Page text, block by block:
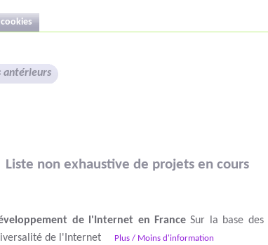
antérieurs
Liste non exhaustive de projets en cours
de l'Internet en France Sur la base des
de l'Internet
Plus / Moins d'information